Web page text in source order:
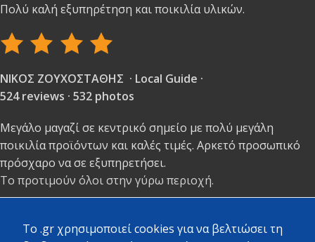
Πολύ καλή εξυπηρέτηση και ποικιλία υλικών.
ΝΙΚΟΣ ΖΟΥΧΟΣΤΑΘΗΣ · Local Guide ·
524 reviews · 532 photos
Μεγάλο μαγαζί σε κεντρικό σημείο με πολύ μεγάλη
ποικιλία προϊόντων και καλές τιμές. Αρκετό προσωπικό
πρόσχαρο να σε εξυπηρετήσει.
Το προτιμούν όλοι στην γύρω περιοχή.
Copyright2023 - 2026 - All rights reserved. Created by
To .gr χρησιμοποιεί cookies για να βελτιώσει τη